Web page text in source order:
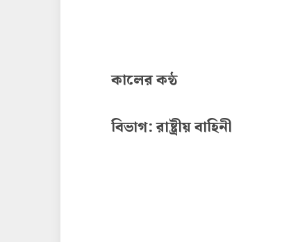
কালের কন্ঠ
বিভাগ: রাষ্ট্রীয় বাহিনী